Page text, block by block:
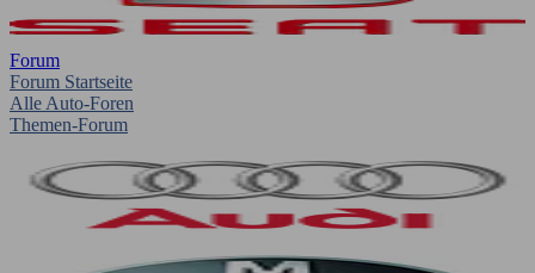
Forum
Forum Startseite
Alle Auto-Foren
Themen-Forum